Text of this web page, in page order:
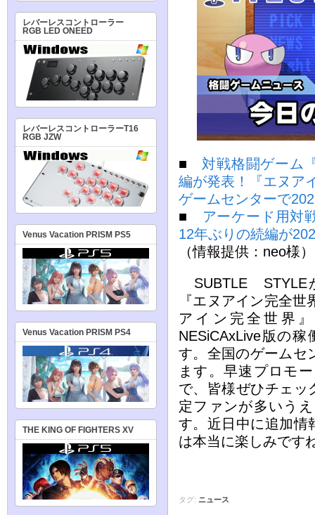
■ 対戦格闘ゲーム
編が発表！『エヌア
ゲームセンターで
■
アーケード用対
12年ぶりの続編が
（情報提供：neo様）
SUBTLE STYLE
『エヌアイン完全
アイン完全世界
NESiCAxLive版の
す。全国のゲームセ
ます。早速プロモ
で、皆様ぜひチェッ
定ファンが多いう
す。近日中に追加情
は本当に楽しみです
タグ: ニュース
レバーレスコントローラー
RGB LED ONEED
レバーレスコントローラーT16
RGB JZW
Venus Vacation PRISM PS5
Venus Vacation PRISM PS4
THE KING OF FIGHTERS XV